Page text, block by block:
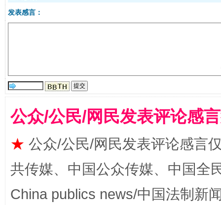
国家大学科技园优化重塑工作
发表感言：
公众/公民/网民发表评论感
★ 公众/公民/网民发表评论感言
共传媒、中国公众传媒、中国全
China publics news/中国法制新